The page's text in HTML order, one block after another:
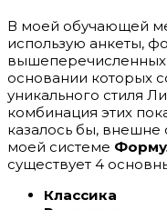
В моей обучающей
использую анкеты,
основании которых
уникального стиля
комбинация этих
казалось бы,
моей системе
существует 4
Классика